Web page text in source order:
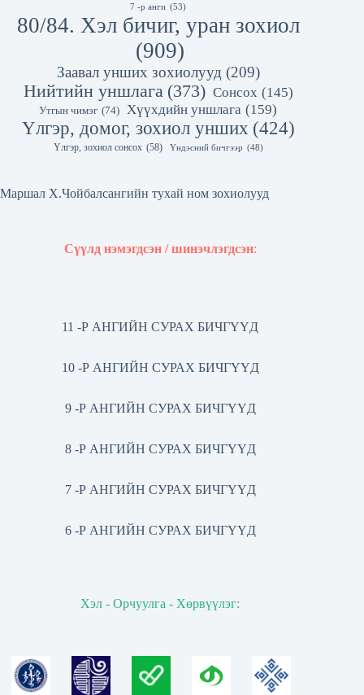
7 -р анги (53)
80/84. Хэл бичиг, уран зохиол
(909)
Заавал унших зохиолууд (209)
Нийтийн уншлага (373) Сонсох (145)
Утгын чимэг (74) Хүүхдийн уншлага (159)
Үлгэр, домог, зохиол унших (424)
Үлгэр, зохиол сонсох (58) Үндэсний бичгээр (48)
Маршал Х.Чойбалсангийн тухай ном зохиолууд
Сүүлд нэмэгдсэн / шинэчлэгдсэн:
11 -Р АНГИЙН СУРАХ БИЧГҮҮД
10 -Р АНГИЙН СУРАХ БИЧГҮҮД
9 -Р АНГИЙН СУРАХ БИЧГҮҮД
8 -Р АНГИЙН СУРАХ БИЧГҮҮД
7 -Р АНГИЙН СУРАХ БИЧГҮҮД
6 -Р АНГИЙН СУРАХ БИЧГҮҮД
Хэл - Орчуулга - Хөрвүүлэг: